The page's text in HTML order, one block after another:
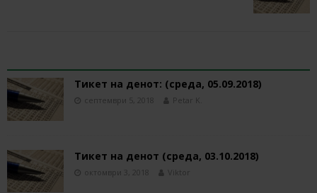
Тикет на денот: (среда, 05.09.2018)
септември 5, 2018 Petar K.
Тикет на денот (среда, 03.10.2018)
октомври 3, 2018 Viktor